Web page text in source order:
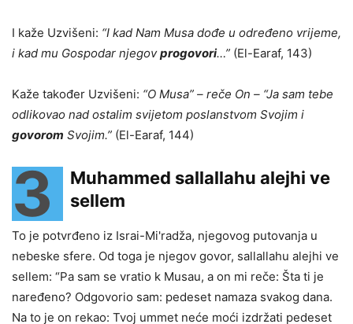
I kaže Uzvišeni: “I kad Nam Musa dođe u određeno vrijeme,
i kad mu Gospodar njegovprogovori…” (El-Earaf, 143)
Kaže također Uzvišeni: “O Musa” – reče On – “Ja sam tebe
odlikovao nad ostalim svijetom poslanstvom Svojim i
govorom Svojim.” (El-Earaf, 144)
3
Muhammed sallallahu alejhi ve
sellem
To je potvrđeno iz Israi-Mi'radža, njegovog putovanja u
nebeske sfere. Od toga je njegov govor, sallallahu alejhi ve
sellem: “Pa sam se vratio k Musau, a on mi reče: Šta ti je
naređeno? Odgovorio sam: pedeset namaza svakog dana.
Na to je on rekao: Tvoj ummet neće moći izdržati pedeset